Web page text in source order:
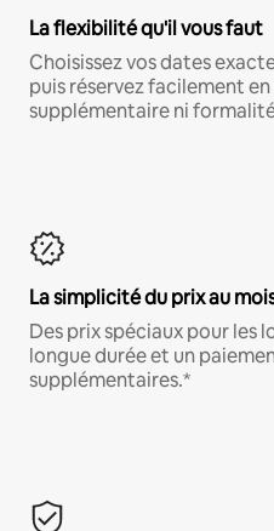
La flexibilité qu'il vous faut
Choisissez vos dates
puis réservez facilement
supplémentaire ni
La simplicité du prix au
Des prix spéciaux pour les
longue durée et un
supplémentaires.*